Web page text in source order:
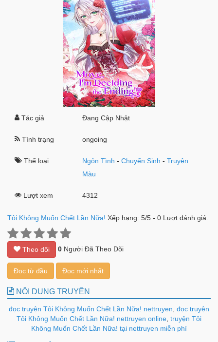
Tác giả Đang Cập Nhật
Tình trạng ongoing
Thể loại Ngôn Tình -Chuyển Sinh -Truyện
Màu
Lượt xem 4312
Tôi Không Muốn Chết Lần Nữa! Xếp hạng: 5/5 - 0 Lượt đánh giá.
Theo dõi 0 Người Đã Theo Dõi
Đọc từ đầu Đọc mới nhất
NỘI DUNG TRUYỆN
đọc truyện Tôi Không Muốn Chết Lần Nữa! nettruyen đọc truyện
Tôi Không Muốn Chết Lần Nữa! nettruyen online truyện Tôi
Không Muốn Chết Lần Nữa! tại nettruyen miễn phí